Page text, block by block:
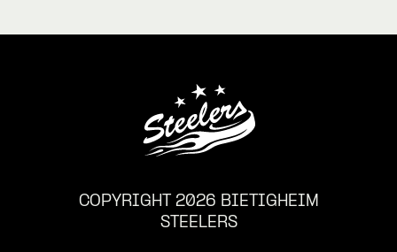
COPYRIGHT 2026 BIETIGHEIM
STEELERS